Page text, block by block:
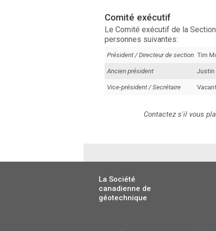
Comité exécutif
Le Comité exécutif de la
personnes suivantes:
Président / Directeur de section Tim
Ancien président Justin
Vice-président / Secrétaire
Contactez s'il vous
La Société
canadienne de
géotechnique